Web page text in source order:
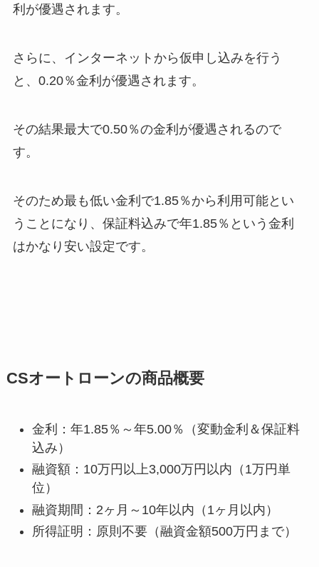
利が優遇されます。
さらに、インターネットから仮申し込みを行う
と、0.20％金利が優遇されます。
その結果最大で0.50％の金利が優遇されるので
す。
そのため最も低い金利で1.85％から利用可能とい
うことになり、保証料込みで年1.85％という金利
はかなり安い設定です。
CSオートローンの商品概要
金利：年1.85％～年5.00％（変動金利＆保証料
込み）
融資額：10万円以上3,000万円以内（1万円単
位）
融資期間：2ヶ月～10年以内（1ヶ月以内）
所得証明：原則不要（融資金額500万円まで）